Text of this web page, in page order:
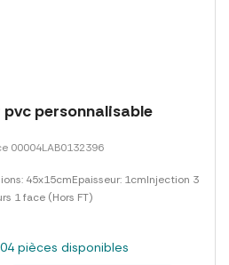
pvc personnalisable
00004LAB0132396
45x15cmEpaisseur: 1cmInjection 3
1 face (Hors FT)
pièces disponibles